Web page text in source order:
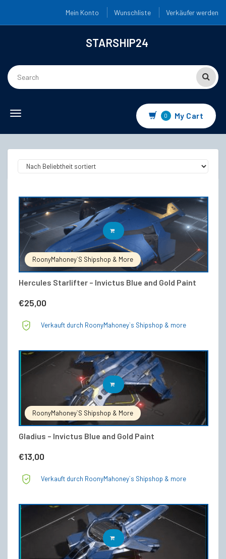
Mein Konto Wunschliste Verkäufer werden
STARSHIP24
Toggle navigation 0 My Cart
RoonyMahoney`s Shipshop & More
Hercules Starlifter – Invictus Blue and Gold Paint
€25,00
IN DEN WARENKORB
Verkauft durch RoonyMahoney`s Shipshop & more
RoonyMahoney`s Shipshop & More
Gladius – Invictus Blue and Gold Paint
€13,00
IN DEN WARENKORB
Verkauft durch RoonyMahoney`s Shipshop & more
IN DEN WARENKORB